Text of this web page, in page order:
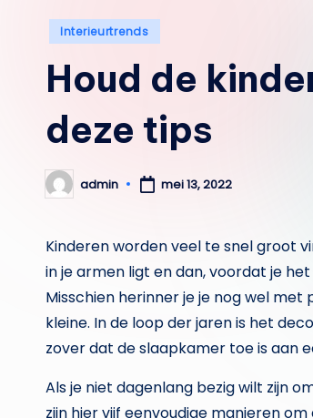
Geplaatst
Interieurtrends
Houd de
deze tips
Geplaatst
door
admin mei 13, 2022
Kinderen worden veel te snel groot
in je armen ligt en dan, voordat je
Misschien herinner je je nog wel
kleine. In de loop der jaren is het
zover dat de slaapkamer toe is aan
Als je niet dagenlang bezig wilt zijn
zijn hier vijf eenvoudige manieren